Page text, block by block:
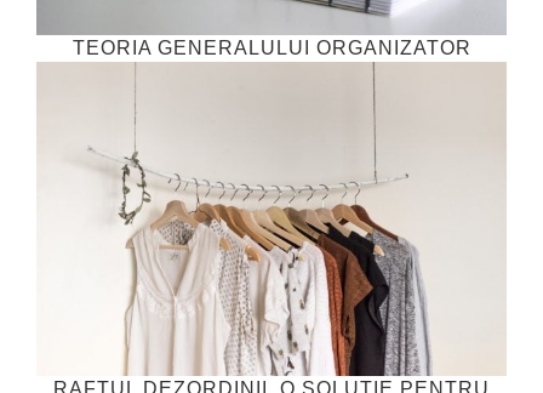
TEORIA GENERALULUI ORGANIZATOR